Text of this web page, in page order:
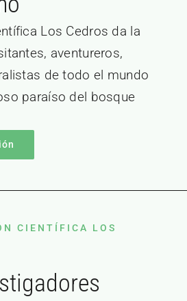
Los Cedros da la
aventureros,
de todo el mundo
paraíso del bosque
CIENTÍFICA LOS